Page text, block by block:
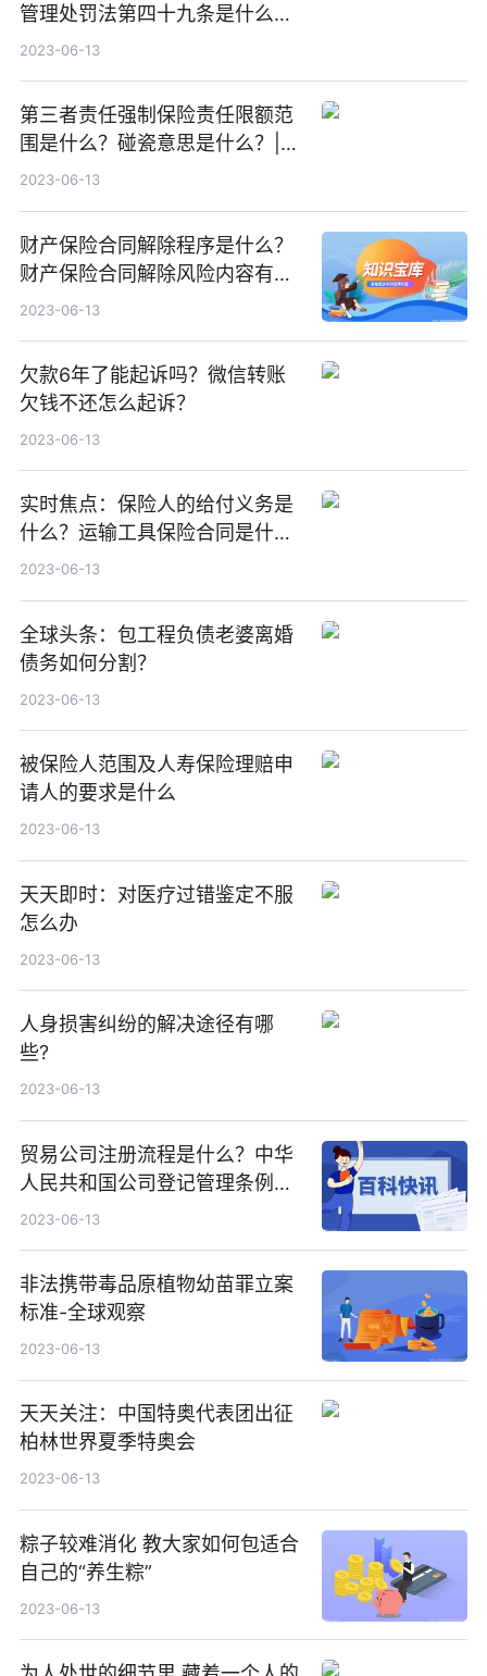
管理处罚法第四十九条是什么？
故意损坏财物会被怎么处罚？
2023-06-13
第三者责任强制保险责任限额范
围是什么？碰瓷意思是什么？|世
界快资讯
2023-06-13
财产保险合同解除程序是什么？
财产保险合同解除风险内容有哪
些？-重点聚焦
2023-06-13
欠款6年了能起诉吗？微信转账
欠钱不还怎么起诉？
2023-06-13
实时焦点：保险人的给付义务是
什么？运输工具保险合同是什
么？
2023-06-13
全球头条：包工程负债老婆离婚
债务如何分割？
2023-06-13
被保险人范围及人寿保险理赔申
请人的要求是什么
2023-06-13
天天即时：对医疗过错鉴定不服
怎么办
2023-06-13
人身损害纠纷的解决途径有哪
些?
2023-06-13
贸易公司注册流程是什么？中华
人民共和国公司登记管理条例第
十七条内容 天天快消息
2023-06-13
非法携带毒品原植物幼苗罪立案
标准-全球观察
2023-06-13
天天关注：中国特奥代表团出征
柏林世界夏季特奥会
2023-06-13
粽子较难消化 教大家如何包适合
自己的“养生粽”
2023-06-13